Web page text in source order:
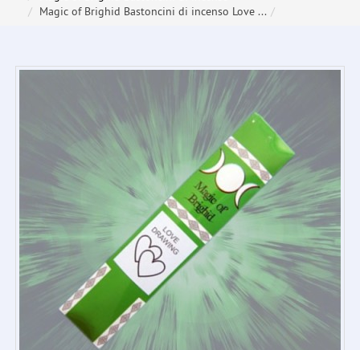
Magic of Brighid Bastoncini di incenso Love ...